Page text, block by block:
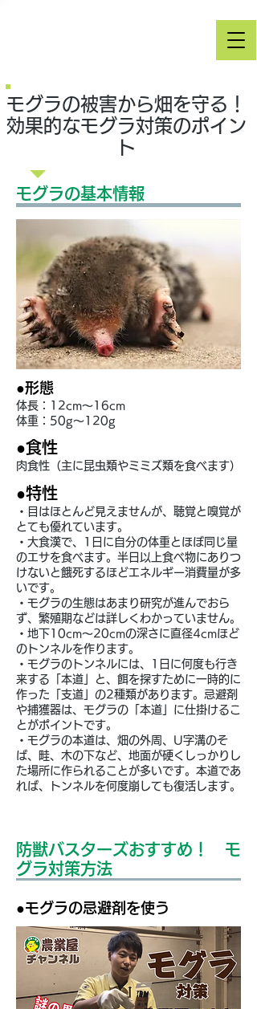
モグラの被害から畑を守る！
効果的なモグラ対策のポイン
ト
モグラの基本情報
●形態
体長：12cm～16cm
体重：50g～120g
●食性
肉食性（主に昆虫類やミミズ類を食べます）
●特性
・目はほとんど見えませんが、聴覚と嗅覚が
とても優れています。
・大食漢で、1日に自分の体重とほぼ同じ量
のエサを食べます。半日以上食べ物にありつ
けないと餓死するほどエネルギー消費量が多
いです。
・モグラの生態はあまり研究が進んでおら
ず、繁殖期などは詳しくわかっていません。
・地下10cm～20cmの深さに直径4cmほど
のトンネルを作ります。
・モグラのトンネルには、1日に何度も行き
来する「本道」と、餌を探すために一時的に
作った「支道」の2種類があります。忌避剤
や捕獲器は、モグラの「本道」に仕掛けるこ
とがポイントです。
・モグラの本道は、畑の外周、U字溝のそ
ば、畦、木の下など、地面が硬くしっかりし
た場所に作られることが多いです。本道であ
れば、トンネルを何度崩しても復活します。
​防獣バスターズおすすめ！ モ
グラ対策方法
●モグラの忌避剤を使う